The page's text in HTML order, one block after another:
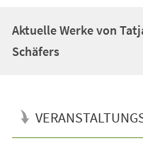
Aktuelle Werke von
Schäfers